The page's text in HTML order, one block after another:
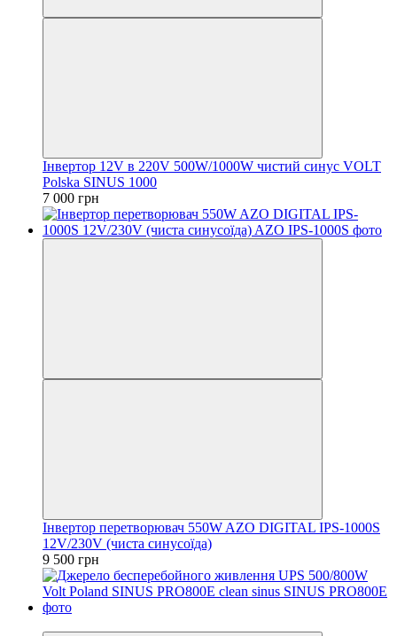
Інвертор 12V в 220V 500W/1000W чистий синус VOLT
Polska SINUS 1000
7 000 грн
Інвертор перетворювач 550W AZO DIGITAL IPS-1000S
12V/230V (чиста синусоїда)
9 500 грн